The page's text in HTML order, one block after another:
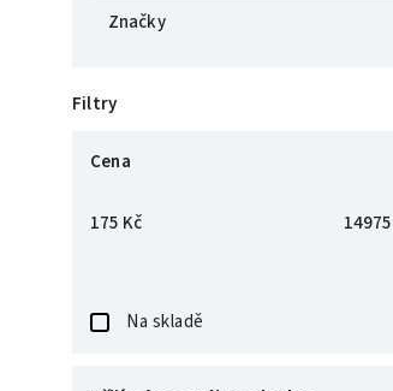
Značky
Filtry
Cena
175 Kč 14975
Na skladě